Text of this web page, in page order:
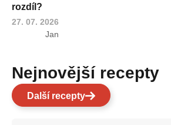
rozdíl?
27. 07. 2026
Jan
Nejnovější recepty
Další recepty